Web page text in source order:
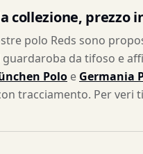
collezione, prezzo
polo Reds sono
da tifoso e
Polo e Germania
tracciamento. Per veri